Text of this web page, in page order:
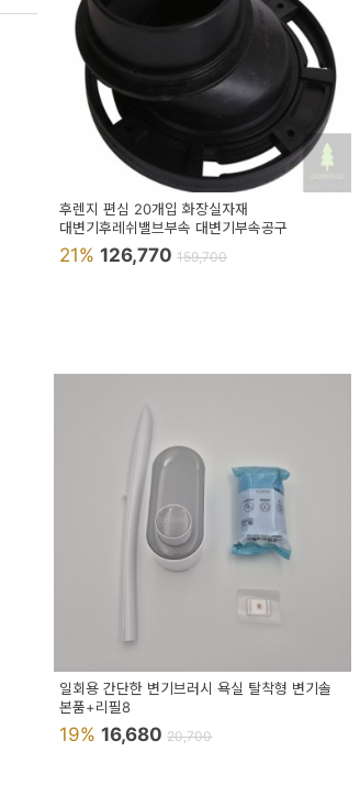
후렌지 편심 20개입 화장실자재
대변기후레쉬밸브부속 대변기부속공구
21%126,770159,700
일회용 간단한 변기브러시 욕실 탈착형 변기솔
본품+리필8
19%16,68020,700